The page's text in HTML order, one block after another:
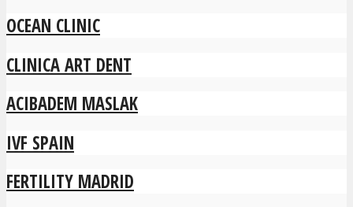
OCEAN CLINIC
CLINICA ART DENT
ACIBADEM MASLAK
IVF SPAIN
FERTILITY MADRID